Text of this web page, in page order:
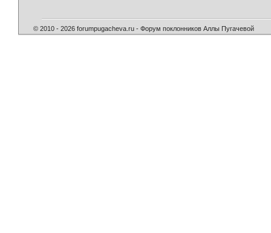
© 2010 - 2026 forumpugacheva.ru - Форум поклонников Аллы Пугачевой